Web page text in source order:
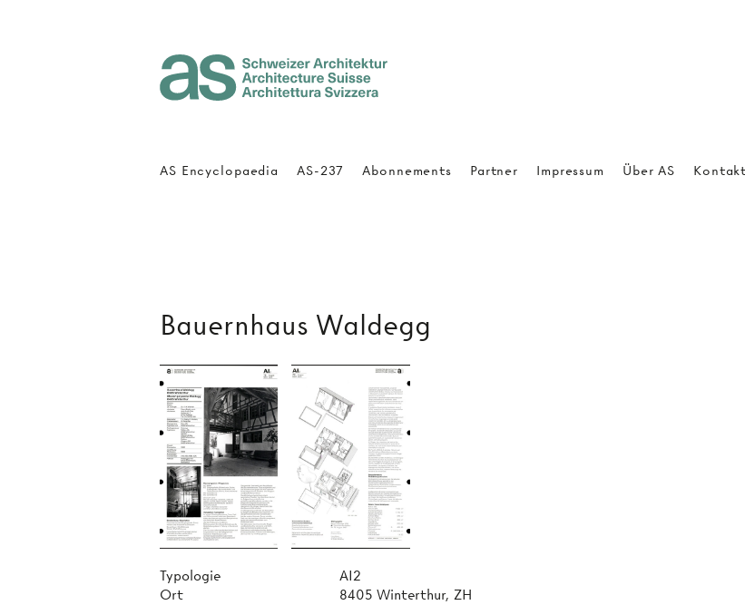
Bauernhaus Waldegg
Typologie
AI2
Ort
8405 Winterthur, ZH
AS Encyclopaedia AS-237 Abonnements Partner Impressum Über AS Kontakt